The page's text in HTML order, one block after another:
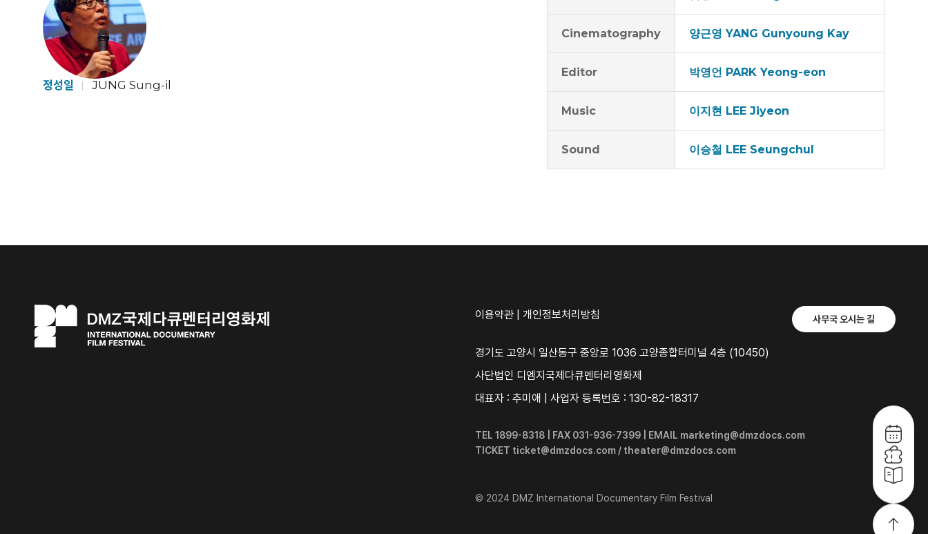
정성일 JUNG Sung-il
Cinematography 양근영 YANG Gunyoung Kay
Editor 박영언 PARK Yeong-eon
Music 이지현 LEE Jiyeon
Sound 이승철 LEE Seungchul
이용약관 개인정보처리방침
경기도 고양시 일산동구 중앙로 1036 고양종합터미널 4층 (10450)
사단법인 디엠지국제다큐멘터리영화제
대표자 : 추미애 | 사업자 등록번호 : 130-82-18317
사무국 오시는 길
TEL 1899-8318 | FAX 031-936-7399 | EMAIL marketing@dmzdocs.com
TICKET ticket@dmzdocs.com / theater@dmzdocs.com
© 2024 DMZ International Documentary Film Festival